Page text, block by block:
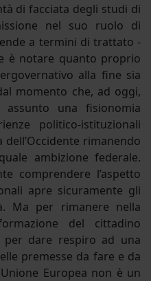
di facciata degli studi di
nel suo ruolo di
a termini di trattato -
è notare quanto proprio
alla fine sia
momento che, ad oggi,
assunto una fisionomia
politico-istituzionali
rimanendo
ambizione federale.
comprendere l’aspetto
apre sicuramente gli
Ma per rimanere nella
del cittadino
per dare respiro ad una
premesse da fare e da
Europea non è un